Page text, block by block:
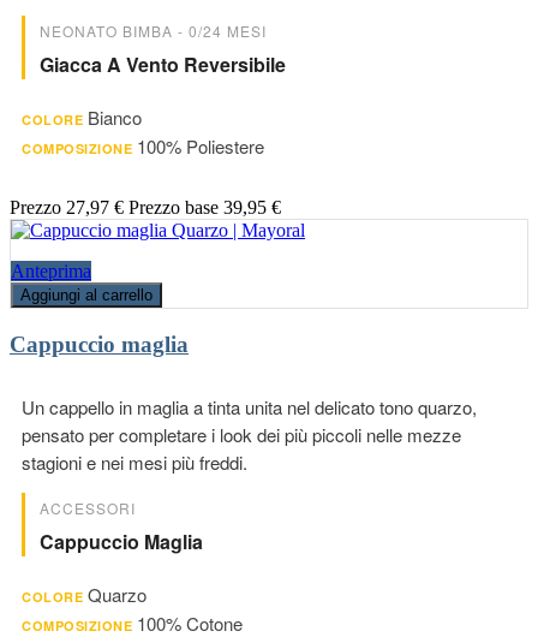
NEONATO BIMBA - 0/24 MESI
Giacca A Vento Reversibile
COLORE Bianco
COMPOSIZIONE 100% Poliestere
Prezzo 27,97 € Prezzo base 39,95 €
Anteprima
Aggiungi al carrello
Cappuccio maglia
Un cappello in maglia a tinta unita nel delicato tono quarzo,
pensato per completare i look dei più piccoli nelle mezze
stagioni e nei mesi più freddi.
ACCESSORI
Cappuccio Maglia
COLORE Quarzo
COMPOSIZIONE 100% Cotone